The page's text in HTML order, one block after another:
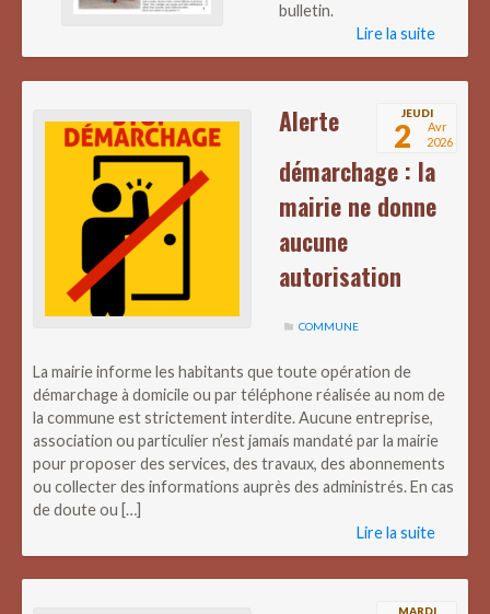
bulletin.
Lire la suite
JEUDI
2
Avr
2026
Alerte
démarchage : la
mairie ne donne
aucune
autorisation
COMMUNE
La mairie informe les habitants que toute opération de
démarchage à domicile ou par téléphone réalisée au nom de
la commune est strictement interdite. Aucune entreprise,
association ou particulier n’est jamais mandaté par la mairie
pour proposer des services, des travaux, des abonnements
ou collecter des informations auprès des administrés. En cas
de doute ou […]
Lire la suite
MARDI